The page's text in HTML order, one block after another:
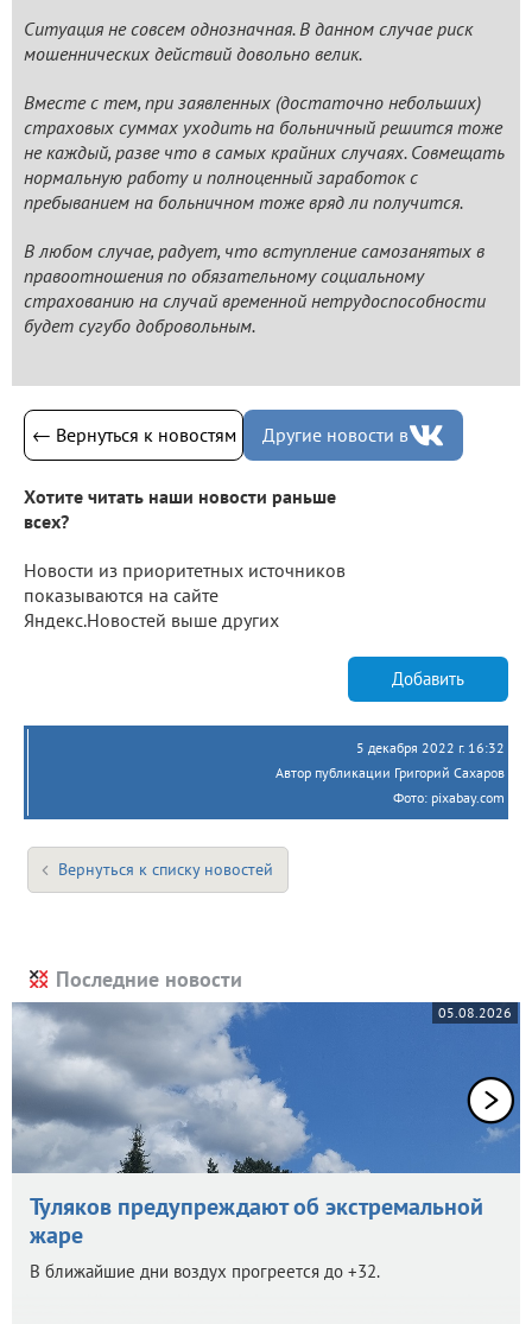
Ситуация не совсем однозначная. В данном случае риск
мошеннических действий довольно велик.
Вместе с тем, при заявленных (достаточно небольших)
страховых суммах уходить на больничный решится тоже
не каждый, разве что в самых крайних случаях. Совмещать
нормальную работу и полноценный заработок с
пребыванием на больничном тоже вряд ли получится.
В любом случае, радует, что вступление самозанятых в
правоотношения по обязательному социальному
страхованию на случай временной нетрудоспособности
будет сугубо добровольным.
← Вернуться к новостям Другие новости в
Хотите читать наши новости раньше
всех?
Новости из приоритетных источников
показываются на сайте
Яндекс.Новостей выше других
Добавить
5 декабря 2022 г. 16:32
Автор публикации Григорий Сахаров
Фото: pixabay.com
Вернуться к списку новостей
Последние новости
05.08.2026
Туляков предупреждают об экстремальной
жаре
В ближайшие дни воздух прогреется до +32.